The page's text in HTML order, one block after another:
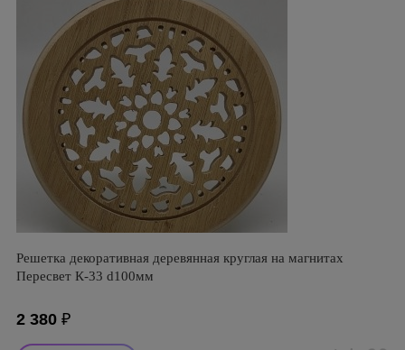
Решетка декоративная деревянная круглая на магнитах
Пересвет К-33 d100мм
2 380 ₽